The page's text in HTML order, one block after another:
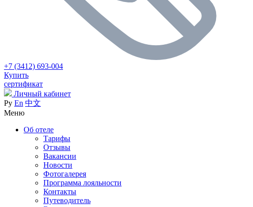
+7 (3412) 693-004
Купить
сертификат
Личный кабинет
Ру En 中文
Меню
Об отеле
Тарифы
Отзывы
Вакансии
Новости
Фотогалерея
Программа лояльности
Контакты
Путеводитель